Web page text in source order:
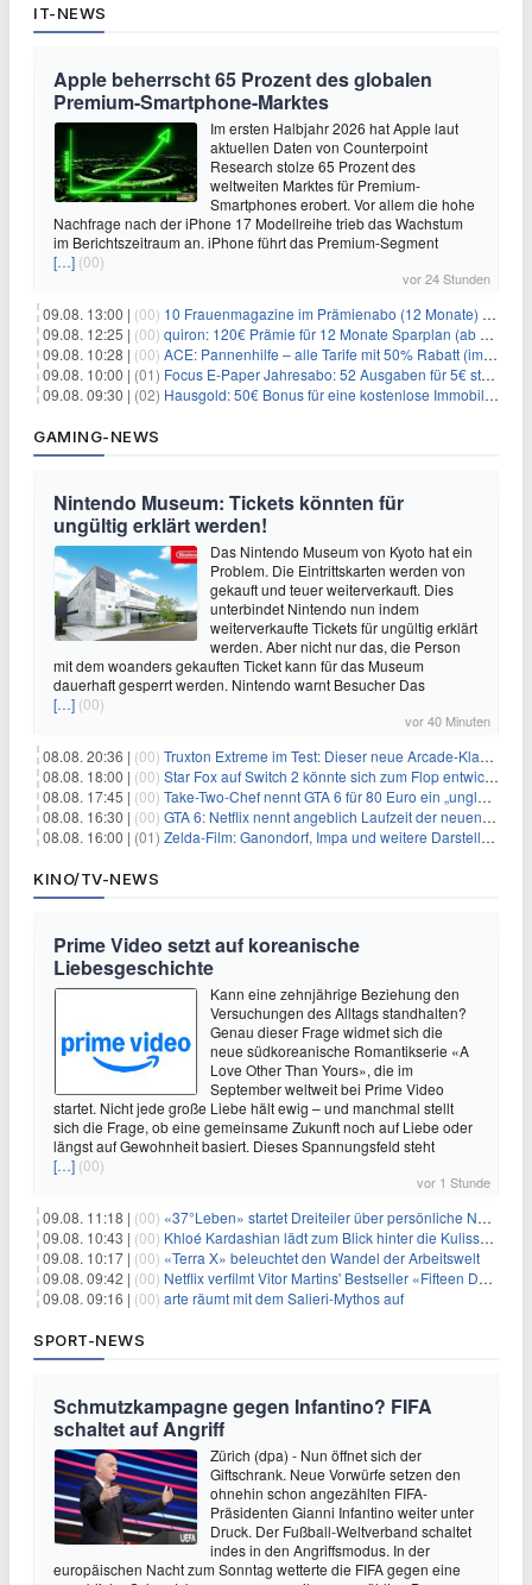
IT-NEWS
Apple beherrscht 65 Prozent des globalen
Premium-Smartphone-Marktes
Im ersten Halbjahr 2026 hat Apple laut
aktuellen Daten von Counterpoint
Research stolze 65 Prozent des
weltweiten Marktes für Premium-
Smartphones erobert. Vor allem die hohe
Nachfrage nach der iPhone 17 Modellreihe trieb das Wachstum
im Berichtszeitraum an. iPhone führt das Premium-Segment
[…] (00)
vor 24 Stunden
09.08. 13:00 | (00) 10 Frauenmagazine im Prämienabo (12 Monate) mit Prämien bis zu 225€
09.08. 12:25 | (00) quiron: 120€ Prämie für 12 Monate Sparplan (ab 100€/Monat)
09.08. 10:28 | (00) ACE: Pannenhilfe – alle Tarife mit 50% Rabatt (im ersten Jahr)
09.08. 10:00 | (01) Focus E-Paper Jahresabo: 52 Ausgaben für 5€ statt 207,48€ – per Formular kündbar!
09.08. 09:30 | (02) Hausgold: 50€ Bonus für eine kostenlose Immobilienbewertung
GAMING-NEWS
Nintendo Museum: Tickets könnten für
ungültig erklärt werden!
Das Nintendo Museum von Kyoto hat ein
Problem. Die Eintrittskarten werden von
gekauft und teuer weiterverkauft. Dies
unterbindet Nintendo nun indem
weiterverkaufte Tickets für ungültig erklärt
werden. Aber nicht nur das, die Person
mit dem woanders gekauften Ticket kann für das Museum
dauerhaft gesperrt werden. Nintendo warnt Besucher Das
[…] (00)
vor 40 Minuten
08.08. 20:36 | (00) Truxton Extreme im Test: Dieser neue Arcade-Klassiker verzeiht dir gar nichts
08.08. 18:00 | (00) Star Fox auf Switch 2 könnte sich zum Flop entwickeln
08.08. 17:45 | (00) Take-Two-Chef nennt GTA 6 für 80 Euro ein „unglaubliches Schnäppchen“
08.08. 16:30 | (00) GTA 6: Netflix nennt angeblich Laufzeit der neuen Gameplay-Präsentation
08.08. 16:00 | (01) Zelda-Film: Ganondorf, Impa und weitere Darsteller sollen feststehen
KINO/TV-NEWS
Prime Video setzt auf koreanische
Liebesgeschichte
Kann eine zehnjährige Beziehung den
Versuchungen des Alltags standhalten?
Genau dieser Frage widmet sich die
neue südkoreanische Romantikserie «A
Love Other Than Yours», die im
September weltweit bei Prime Video
startet. Nicht jede große Liebe hält ewig – und manchmal stellt
sich die Frage, ob eine gemeinsame Zukunft noch auf Liebe oder
längst auf Gewohnheit basiert. Dieses Spannungsfeld steht
[…] (00)
vor 1 Stunde
09.08. 11:18 | (00) «37°Leben» startet Dreiteiler über persönliche Neuanfänge
09.08. 10:43 | (00) Khloé Kardashian lädt zum Blick hinter die Kulissen ihres Freundeskreises
09.08. 10:17 | (00) «Terra X» beleuchtet den Wandel der Arbeitswelt
09.08. 09:42 | (00) Netflix verfilmt Vitor Martins' Bestseller «Fifteen Days»
09.08. 09:16 | (00) arte räumt mit dem Salieri-Mythos auf
SPORT-NEWS
Schmutzkampagne gegen Infantino? FIFA
schaltet auf Angriff
Zürich (dpa) - Nun öffnet sich der
Giftschrank. Neue Vorwürfe setzen den
ohnehin schon angezählten FIFA-
Präsidenten Gianni Infantino weiter unter
Druck. Der Fußball-Weltverband schaltet
indes in den Angriffsmodus. In der
europäischen Nacht zum Sonntag wetterte die FIFA gegen eine